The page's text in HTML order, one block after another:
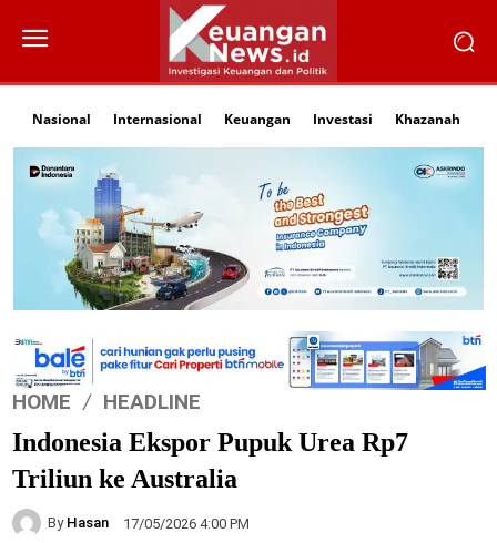
Nasional Internasional Keuangan Investasi Khazanah
HOME HEADLINE
Indonesia Ekspor Pupuk Urea Rp7
Triliun ke Australia
By Hasan 17/05/2026 4:00 PM